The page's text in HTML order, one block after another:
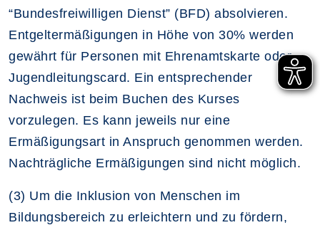
“Bundesfreiwilligen Dienst” (BFD) absolvieren.
Entgeltermäßigungen in Höhe von 30% werden
gewährt für Personen mit Ehrenamtskarte oder
Jugendleitungscard. Ein entsprechender
Nachweis ist beim Buchen des Kurses
vorzulegen. Es kann jeweils nur eine
Ermäßigungsart in Anspruch genommen werden.
Nachträgliche Ermäßigungen sind nicht möglich.
(3) Um die Inklusion von Menschen im
Bildungsbereich zu erleichtern und zu fördern,